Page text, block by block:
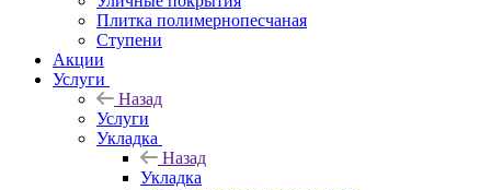
Плитка полимернопесчаная
Ступени
Акции
Услуги
Назад
Услуги
Укладка
Назад
Укладка